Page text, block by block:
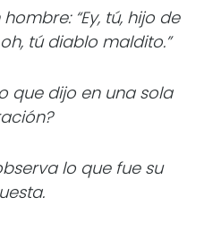
“Ey, tú, hijo de
tú diablo maldito.”
que dijo en una sola
lo que fue su